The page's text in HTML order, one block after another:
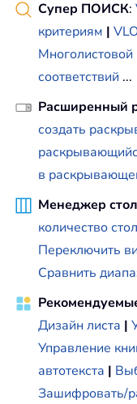
Супер ПОИСК:
критериям |
Многолистовой
соответствий ...
Расширенный
создать
в
Менеджер
количество
Переключить
Сравнить
Дизайн листа |
Управление
автотекста |
Зашифровать/